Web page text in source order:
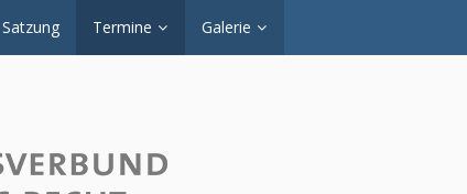
Satzung Termine Galerie